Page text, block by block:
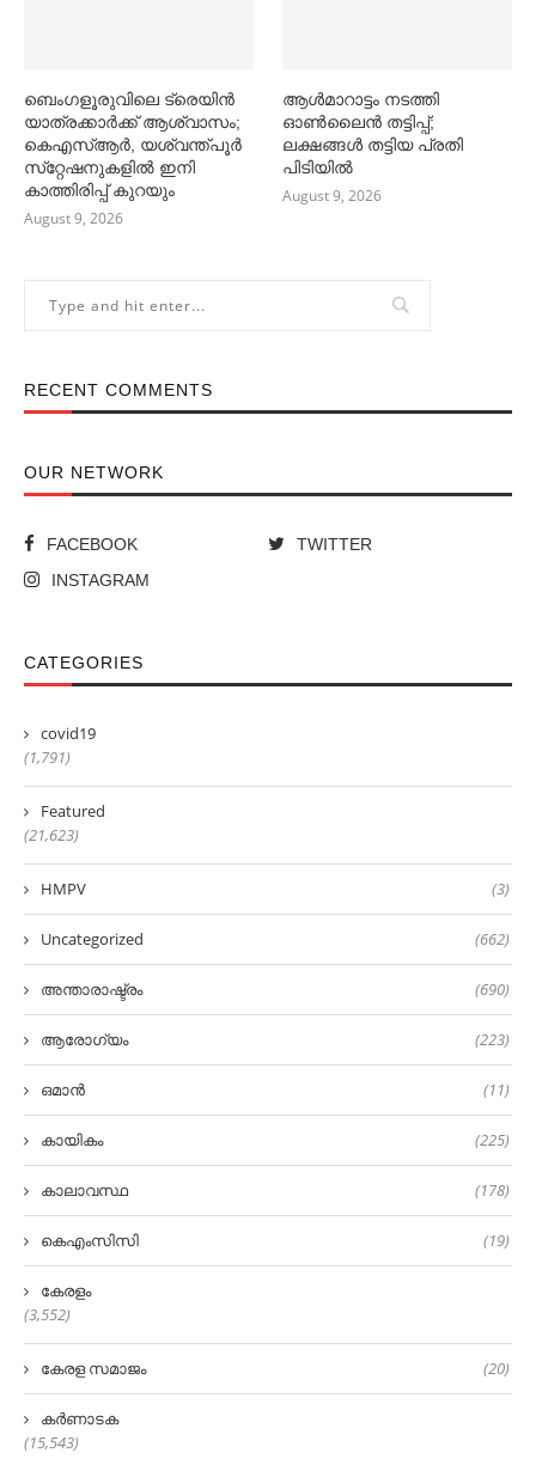
ബെംഗളൂരുവിലെ ട്രെയിൻ
യാത്രക്കാര്‍ക്ക് ആശ്വാസം;
കെഎസ്‌ആര്‍, യശ്വന്ത്പൂര്‍
സ്‌റ്റേഷനുകളില്‍ ഇനി
കാത്തിരിപ്പ് കുറയും
August 9, 2026
ആള്‍മാറാട്ടം നടത്തി
ഓണ്‍ലൈൻ തട്ടിപ്പ്;
ലക്ഷങ്ങള്‍ തട്ടിയ പ്രതി
പിടിയില്‍
August 9, 2026
RECENT COMMENTS
OUR NETWORK
FACEBOOK
TWITTER
INSTAGRAM
CATEGORIES
covid19
(1,791)
Featured
(21,623)
HMPV (3)
Uncategorized (662)
അന്താരാഷ്ട്രം (690)
ആരോഗ്യം (223)
ഒമാൻ (11)
കായികം (225)
കാലാവസ്ഥ (178)
കെഎംസിസി (19)
കേരളം
(3,552)
കേരള സമാജം (20)
കർണാടക
(15,543)